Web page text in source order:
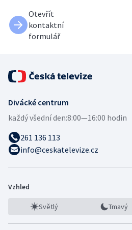
Otevřít
kontaktní
formulář
Divácké centrum
každý všední den:8:00—16:00 hodin
261 136 113
info@ceskatelevize.cz
Vzhled
Světlý Tmavý